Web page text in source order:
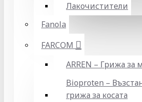
Лакочистители
Fanola
FARCOM
ARREN – Грижа за
Bioproten –
грижа за косата